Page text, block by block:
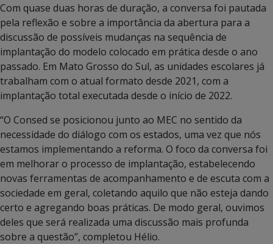
Com quase duas horas de duração, a conversa foi pautada
pela reflexão e sobre a importância da abertura para a
discussão de possíveis mudanças na sequência de
implantação do modelo colocado em prática desde o ano
passado. Em Mato Grosso do Sul, as unidades escolares já
trabalham com o atual formato desde 2021, com a
implantação total executada desde o início de 2022.
“O Consed se posicionou junto ao MEC no sentido da
necessidade do diálogo com os estados, uma vez que nós
estamos implementando a reforma. O foco da conversa foi
em melhorar o processo de implantação, estabelecendo
novas ferramentas de acompanhamento e de escuta com a
sociedade em geral, coletando aquilo que não esteja dando
certo e agregando boas práticas. De modo geral, ouvimos
deles que será realizada uma discussão mais profunda
sobre a questão”, completou Hélio.